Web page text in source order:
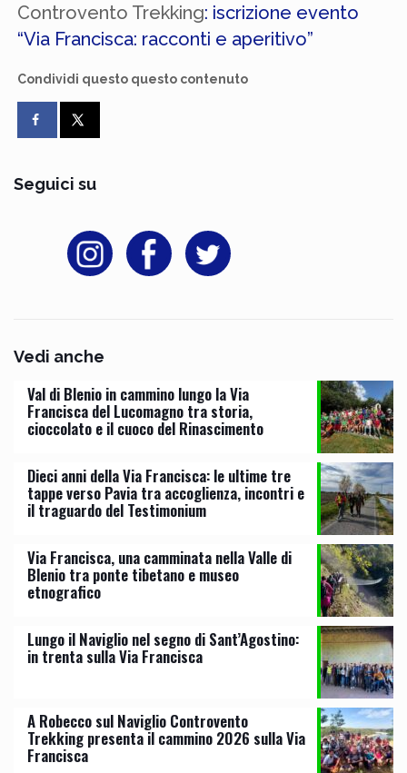
Controvento Trekking: iscrizione evento
“Via Francisca: racconti e aperitivo”
Condividi questo questo contenuto
Seguici su
Vedi anche
Val di Blenio in cammino lungo la Via
Francisca del Lucomagno tra storia,
cioccolato e il cuoco del Rinascimento
Dieci anni della Via Francisca: le ultime tre
tappe verso Pavia tra accoglienza, incontri e
il traguardo del Testimonium
Via Francisca, una camminata nella Valle di
Blenio tra ponte tibetano e museo
etnografico
Lungo il Naviglio nel segno di Sant’Agostino:
in trenta sulla Via Francisca
A Robecco sul Naviglio Controvento
Trekking presenta il cammino 2026 sulla Via
Francisca